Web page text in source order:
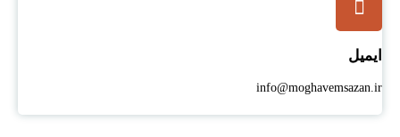
ایمیل
info@moghavemsazan.ir